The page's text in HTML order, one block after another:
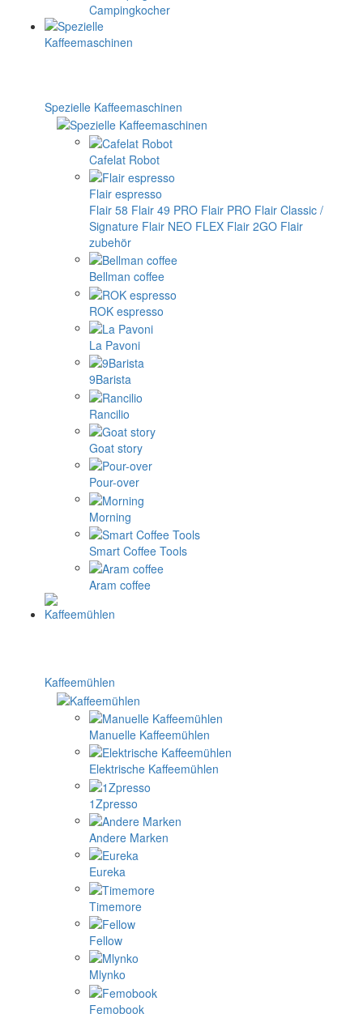
Campingkocher
Spezielle Kaffeemaschinen
Cafelat Robot
Flair espresso
Flair 58 Flair 49 PRO Flair PRO Flair Classic /
Signature Flair NEO FLEX Flair 2GO Flair
zubehör
Bellman coffee
ROK espresso
La Pavoni
9Barista
Rancilio
Goat story
Pour-over
Morning
Smart Coffee Tools
Aram coffee
Kaffeemühlen
Manuelle Kaffeemühlen
Elektrische Kaffeemühlen
1Zpresso
Andere Marken
Eureka
Timemore
Fellow
Mlynko
Femobook